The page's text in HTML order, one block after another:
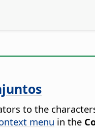
to the
menu in the